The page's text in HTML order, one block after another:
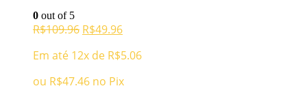
0 out of 5
R$109.96 O
original
era:
R$109.96.
R$49.96O
atual
R$49.96.
Em até 12x de R$5.06
ou R$47.46 no Pix